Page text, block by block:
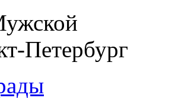
Петербург